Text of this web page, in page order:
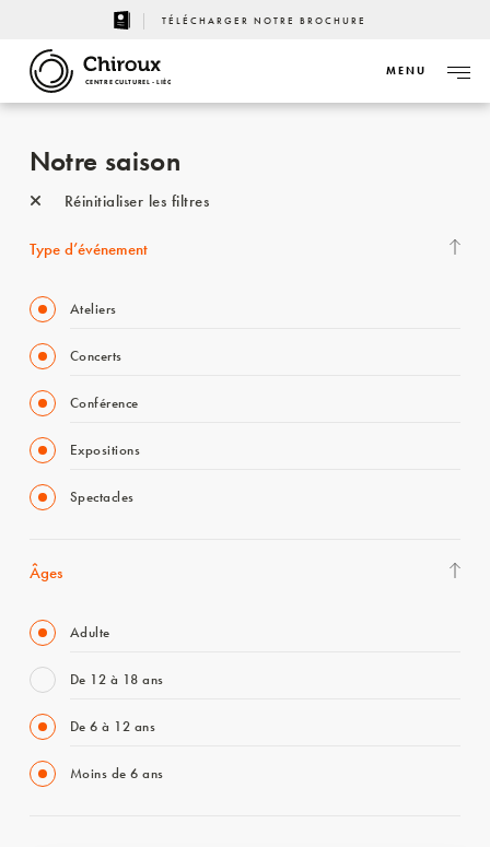
TÉLÉCHARGER NOTRE BROCHURE
CENTRE CULTUREL - LIÈGE
MENU
Notre saison
Réinitialiser les filtres
Type d’événement
Ateliers
Concerts
Conférence
Expositions
Spectacles
Âges
Adulte
De 12 à 18 ans
De 6 à 12 ans
Moins de 6 ans